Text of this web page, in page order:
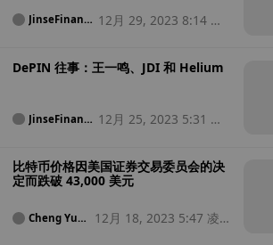
JinseFinanc
12月 29, 2023 8:14 早
DePIN 往事：王一鸣、JDI 和 Helium
JinseFinanc
12月 25, 2023 5:31 凌
比特币价格因美国证券交易委员会的决
定而跌破 43,000 美元
Cheng Yua
12月 18, 2023 5:47 凌